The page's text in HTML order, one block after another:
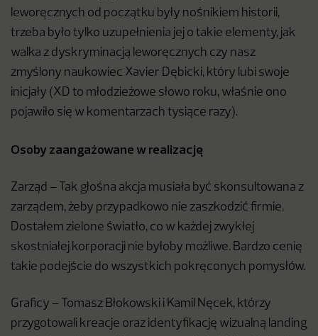
leworęcznych od początku były nośnikiem historii,
trzeba było tylko uzupełnienia jej o takie elementy, jak
walka z dyskryminacją leworęcznych czy nasz
zmyślony naukowiec Xavier Dębicki, który lubi swoje
inicjały (XD to młodzieżowe słowo roku, właśnie ono
pojawiło się w komentarzach tysiące razy).
Osoby zaangażowane w realizację
Zarząd – Tak głośna akcja musiała być skonsultowana z
zarządem, żeby przypadkowo nie zaszkodzić firmie.
Dostałem zielone światło, co w każdej zwykłej
skostniałej korporacji nie byłoby możliwe. Bardzo cenię
takie podejście do wszystkich pokręconych pomysłów.
Graficy – Tomasz Błokowski i Kamil Nęcek, którzy
przygotowali kreacje oraz identyfikację wizualną landing